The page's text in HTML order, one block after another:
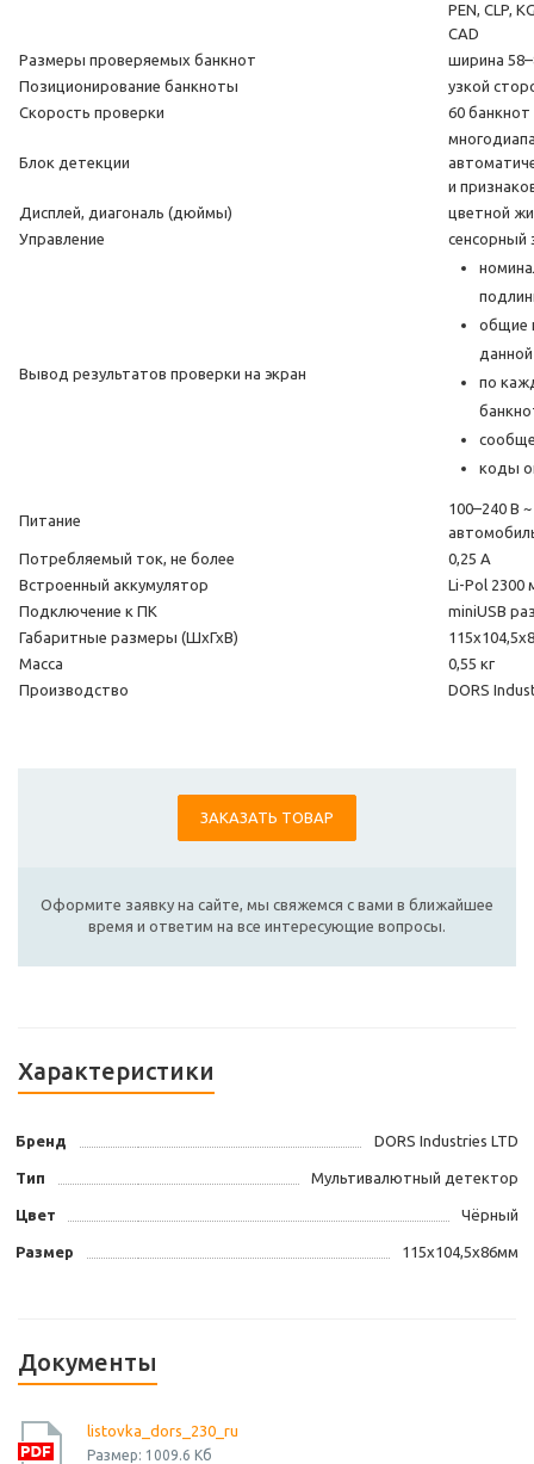
PEN, CLP,
CAD
Размеры проверяемых банкнот
ширина
Позиционирование банкноты
узкой
Скорость проверки
60 банкнот
Блок детекции
и
Дисплей, диагональ (дюймы)
цветной
Управление
сенсорный
Вывод результатов проверки на экран
общие
по
коды
Питание
100–240 В
Потребляемый ток, не более
0,25 А
Встроенный аккумулятор
Li-Pol 2300
Подключение к ПК
miniUSB
Габаритные размеры (ШхГхВ)
Масса
0,55 кг
Производство
DORS
ЗАКАЗАТЬ ТОВАР
Оформите заявку на сайте, мы свяжемся с вами в ближайшее
время и ответим на все интересующие вопросы.
Характеристики
Бренд DORS Industries LTD
Тип Мультивалютный детектор
Цвет Чёрный
Размер 115х104,5х86мм
Документы
listovka_dors_230_ru
Размер: 1009.6 Кб